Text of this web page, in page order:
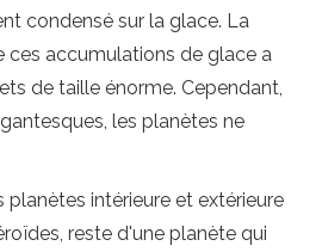
condensé sur la glace. La
ces accumulations de glace a
de taille énorme. Cependant,
les planètes ne
planètes intérieure et extérieure
reste d'une planète qui